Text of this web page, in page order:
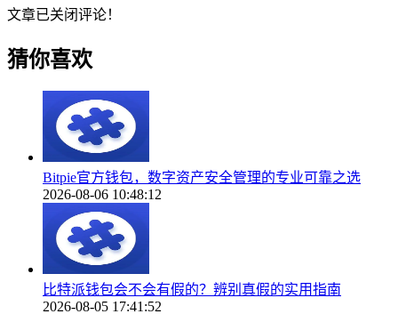
文章已关闭评论！
猜你喜欢
Bitpie官方钱包，数字资产安全管理的专业可靠之选
2026-08-06 10:48:12
比特派钱包会不会有假的？辨别真假的实用指南
2026-08-05 17:41:52